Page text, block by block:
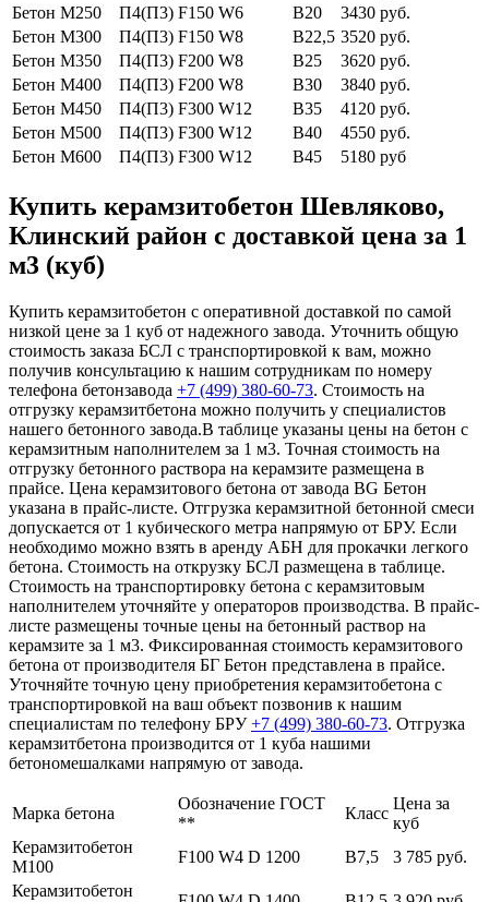
Бетон М250
П4(П3) F150 W6 В20
3430 руб.
Бетон М300
П4(П3) F150 W8 В22,5 3520 руб.
Бетон М350
П4(П3) F200 W8 В25
3620 руб.
Бетон М400
П4(П3) F200 W8 В30
3840 руб.
Бетон М450
П4(П3) F300 W12 В35
4120 руб.
Бетон М500
П4(П3) F300 W12 В40
4550 руб.
Бетон М600
П4(П3) F300 W12 В45 5180 руб
Купить керамзитобетон Шевляково,
Клинский район с доставкой цена за 1
м3 (куб)
Купить керамзитобетон с оперативной доставкой по самой
низкой цене за 1 куб от надежного завода. Уточнить общую
стоимость заказа БСЛ с транспортировкой к вам, можно
получив консультацию к нашим сотрудникам по номеру
телефона бетонзавода +7 (499) 380-60-73. Стоимость на
отгрузку керамзитбетона можно получить у специалистов
нашего бетонного завода.В таблице указаны цены на бетон с
керамзитным наполнителем за 1 м3. Точная стоимость на
отгрузку бетонного раствора на керамзите размещена в
прайсе. Цена керамзитового бетона от завода BG Бетон
указана в прайс-листе. Отгрузка керамзитной бетонной смеси
допускается от 1 кубического метра напрямую от БРУ. Если
необходимо можно взять в аренду АБН для прокачки легкого
бетона. Стоимость на открузку БСЛ размещена в таблице.
Стоимость на транспортировку бетона с керамзитовым
наполнителем уточняйте у операторов производства. В прайс-
листе размещены точные цены на бетонный раствор на
керамзите за 1 м3. Фиксированная стоимость керамзитового
бетона от производителя БГ Бетон представлена в прайсе.
Уточняйте точную цену приобретения керамзитобетона с
транспортировкой на ваш объект позвонив к нашим
специалистам по телефону БРУ+7 (499) 380-60-73. Отгрузка
керамзитбетона производится от 1 куба нашими
бетономешалками напрямую от завода.
Марка бетона
Обозначение ГОСТ
**
Класс
Цена за
куб
Керамзитобетон
М100
F100 W4 D 1200 В7,5
3 785 руб.
Керамзитобетон